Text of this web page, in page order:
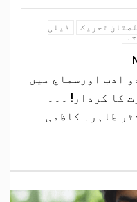
تحریک
ڈیلی
ادب اورسماج میں
کا کردار! ۔۔۔
طاہرہ کاظمی